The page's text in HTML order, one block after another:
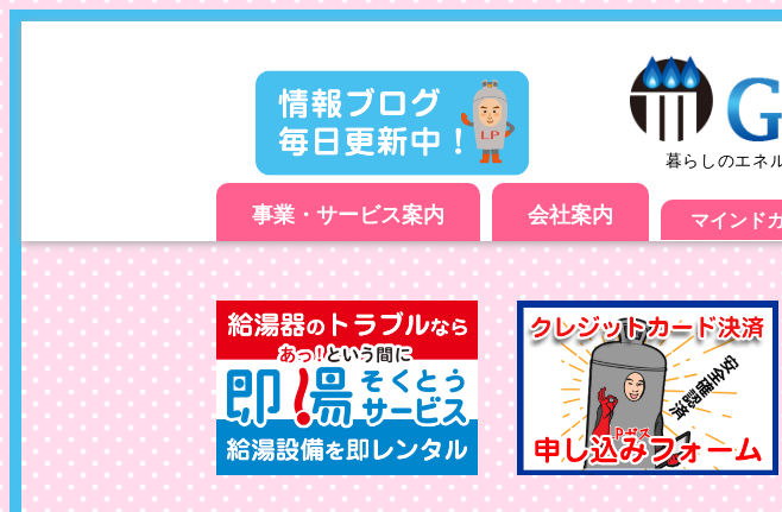
暮らしのエネ
事業・サービス案内 会社案内 マインド